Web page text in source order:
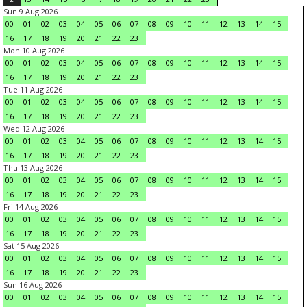
Sun 9 Aug 2026
00
01 02 03 04 05 06 07 08 09 10 11 12 13 14
15
16
17 18 19 20 21 22
23
Mon 10 Aug 2026
00
01 02 03 04 05 06 07 08 09 10 11 12 13 14
15
16
17 18 19 20 21 22
23
Tue 11 Aug 2026
00
01 02 03 04 05 06 07 08 09 10 11 12 13 14
15
16
17 18 19 20 21 22
23
Wed 12 Aug 2026
00
01 02 03 04 05 06 07 08 09 10 11 12 13 14
15
16
17 18 19 20 21 22
23
Thu 13 Aug 2026
00
01 02 03 04 05 06 07 08 09 10 11 12 13 14
15
16
17 18 19 20 21 22
23
Fri 14 Aug 2026
00
01 02 03 04 05 06 07 08 09 10 11 12 13 14
15
16
17 18 19 20 21 22
23
Sat 15 Aug 2026
00
01 02 03 04 05 06 07 08 09 10 11 12 13 14
15
16
17 18 19 20 21 22
23
Sun 16 Aug 2026
00
01 02 03 04 05 06 07 08 09 10 11 12 13 14
15